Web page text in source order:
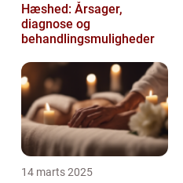
Hæshed: Årsager,
diagnose og
behandlingsmuligheder
14 marts 2025